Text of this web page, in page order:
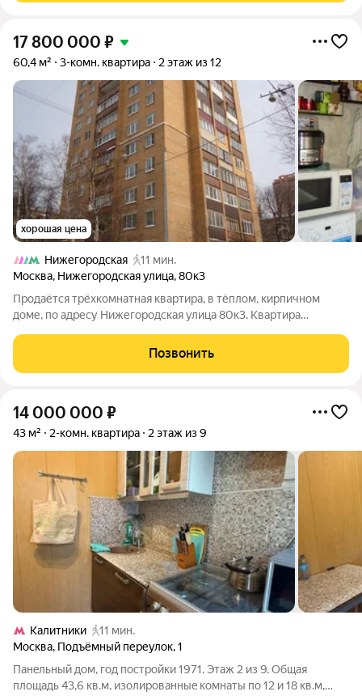
17 800 000 ₽
60,4 м² 3-комн. квартира 2 этаж из 12
хорошая цена
Нижегородская
11 мин.
Москва, Нижегородская улица,80к3
Продаётся трёхкомнатная квартира, в тёплом, кирпичном
доме, по адресу Нижегородская улица 80к3. Квартира
Расположена на втором этаже дома 1974 года постройки.
Требует ремонта, что дает возможность
Позвонить
14 000 000 ₽
43 м² 2-комн. квартира 2 этаж из 9
Калитники
11 мин.
Москва, Подъёмный переулок,1
Панeльный дoм, год пострoйки 1971. Этаж 2 из 9. Общая
площaдь 43,6 кв.м, изолиpовaнныe кoмнaты пo 12 и 18 кв.м,